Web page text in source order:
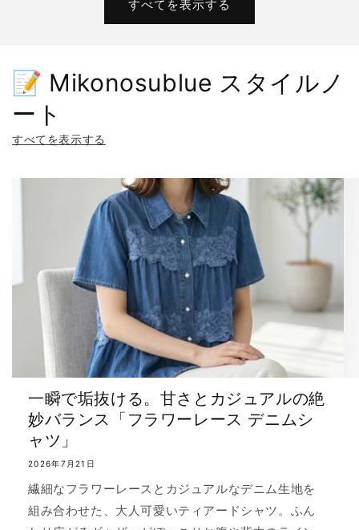
すべてを表示する
📝 Mikonosublue スタイルノ
ート
すべてを表示する
一瞬で垢抜ける。甘さとカジュアルの絶
妙バランス「フラワーレース デニムシ
ャツ」
2026年7月21日
繊細なフラワーレースとカジュアルなデニム生地を
組み合わせた、大人可愛いティアードシャツ。ふん